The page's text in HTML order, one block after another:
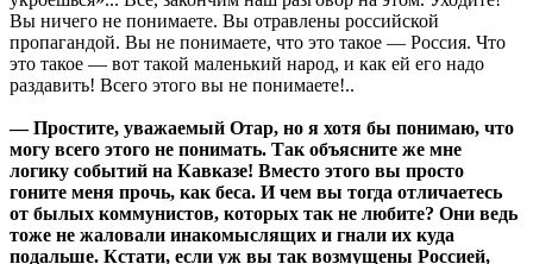
Вы ничего не понимаете. Вы отравлены российской
пропагандой. Вы не понимаете, что это такое — Россия. Что
это такое — вот такой маленький народ, и как ей его надо
раздавить! Всего этого вы не понимаете!..
— Простите, уважаемый Отар, но я хотя бы понимаю, что
могу всего этого не понимать. Так объясните же мне
логику событий на Кавказе! Вместо этого вы просто
гоните меня прочь, как беса. И чем вы тогда отличаетесь
от былых коммунистов, которых так не любите? Они ведь
тоже не жаловали инакомыслящих и гнали их куда
подальше. Кстати, если уж вы так возмущены Россией,